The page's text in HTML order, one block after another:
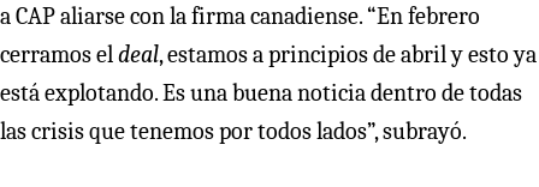
a CAP aliarse con la firma canadiense. “En febrero
cerramos eldeal, estamos a principios de abril y esto ya
está explotando. Es una buena noticia dentro de todas
las crisis que tenemos por todos lados”, subrayó.